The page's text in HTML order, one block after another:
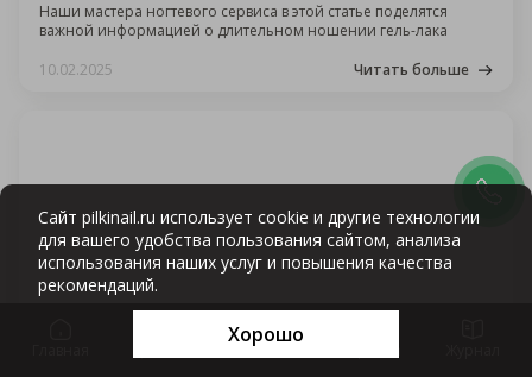
Наши мастера ногтевого сервиса в этой статье поделятся
важной информацией о длительном ношении гель-лака
10.02.2025
Читать больше
LOVE IS IN THE AIR: 6 ИДЕЙ МАНИКЮРА КО
ДНЮ ВСЕХ ВЛЮБЛЁННЫХ
Записаться
Сайт pilkinail.ru использует cookie и другие технологии
для вашего удобства пользования сайтом, анализа
использования наших услуг и повышения качества
рекомендаций.
Хорошо